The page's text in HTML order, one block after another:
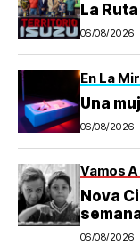
La
06/08/2026
En La
Una
06/08/2026
Vamos
Nova
06/08/2026